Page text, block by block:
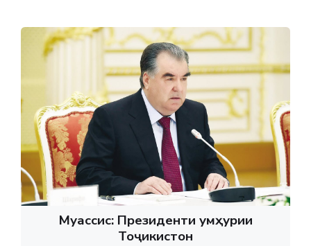
Муассис: Президенти Ҷумҳурии
Тоҷикистон